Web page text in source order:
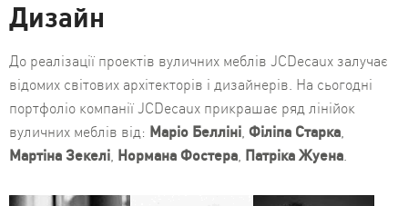
Дизайн
До реалізації проектів вуличних меблів JCDecaux залучає
відомих світових архітекторів і дизайнерів. На сьогодні
портфоліо компанії JCDecaux прикрашає ряд лінійок
вуличних меблів від: Маріо Белліні Філіпа Старка
Мартіна Зекелі Нормана Фостера Патріка Жуена